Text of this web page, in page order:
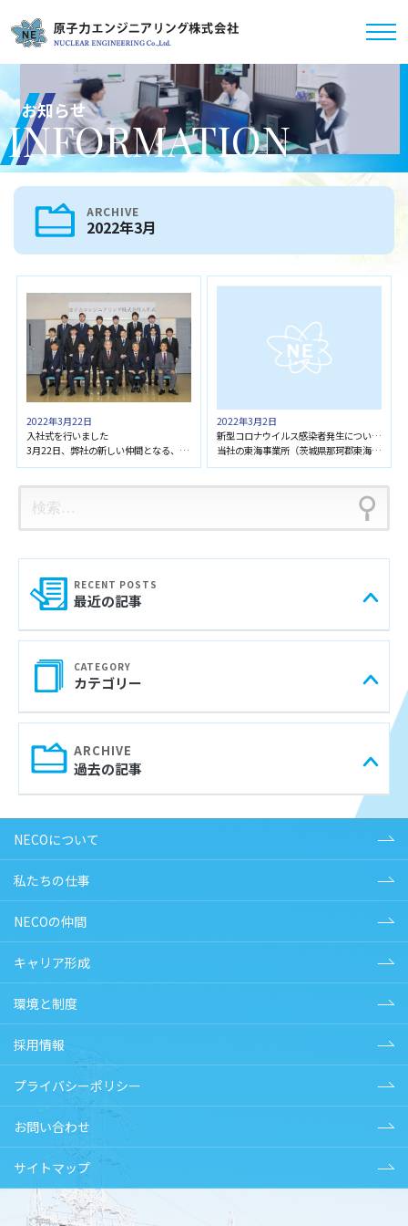
お知らせ
INFORMATION
ARCHIVE
2022年3月
2022年3月22日
入社式を行いました
3月22日、弊社の新しい仲間となる、2022年度新入社員14名を迎入れ、本社にて入社式を執り行いまし […]
2022年3月2日
新型コロナウイルス感染者発生についてのお知らせ
当社の東海事業所（茨城県那珂郡東海村）に勤務する社員1名が、新型コロナウイルスに感染していることが3 […]
最近の記事
カテゴリー
過去の記事
NECOについて
私たちの仕事
NECOの仲間
キャリア形成
環境と制度
採用情報
プライバシーポリシー
お問い合わせ
サイトマップ